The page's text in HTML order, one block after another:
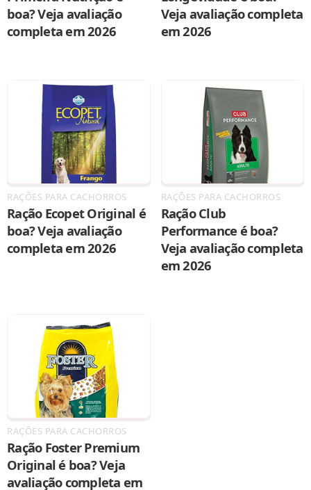
boa? Veja avaliação
completa em 2026
Veja avaliação completa
em 2026
RAÇÕES PARA CACHORROS
Ração Ecopet Original é
boa? Veja avaliação
completa em 2026
RAÇÕES PARA CACHORROS
Ração Club
Performance é boa?
Veja avaliação completa
em 2026
RAÇÕES PARA CACHORROS
Ração Foster Premium
Original é boa? Veja
avaliação completa em